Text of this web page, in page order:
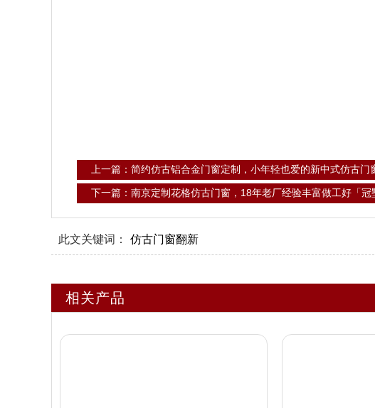
上一篇：简约仿古铝合金门窗定制，小年轻也爱的新中式仿古门
下一篇：南京定制花格仿古门窗，18年老厂经验丰富做工好「冠
此文关键词： 仿古门窗翻新
相关产品